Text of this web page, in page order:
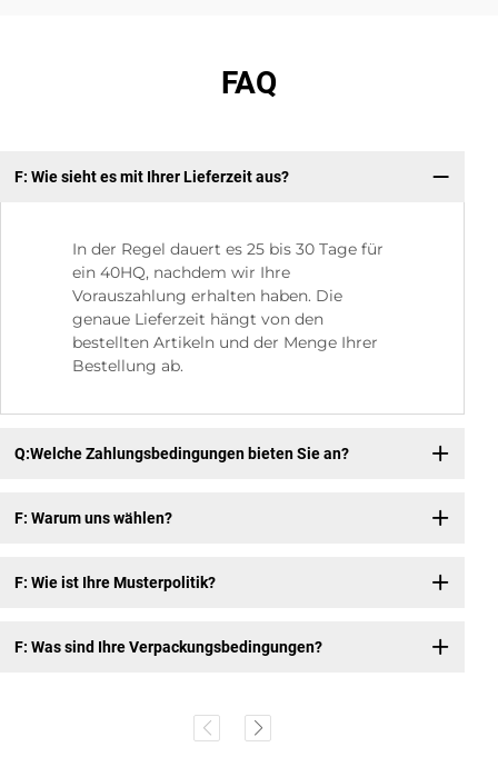
FAQ
F: Wie sieht es mit Ihrer Lieferzeit aus?
In der Regel dauert es 25 bis 30 Tage für
ein 40HQ, nachdem wir Ihre
Vorauszahlung erhalten haben. Die
genaue Lieferzeit hängt von den
bestellten Artikeln und der Menge Ihrer
Bestellung ab.
Q:Welche Zahlungsbedingungen bieten Sie an?
F: Warum uns wählen?
F: Wie ist Ihre Musterpolitik?
F: Was sind Ihre Verpackungsbedingungen?